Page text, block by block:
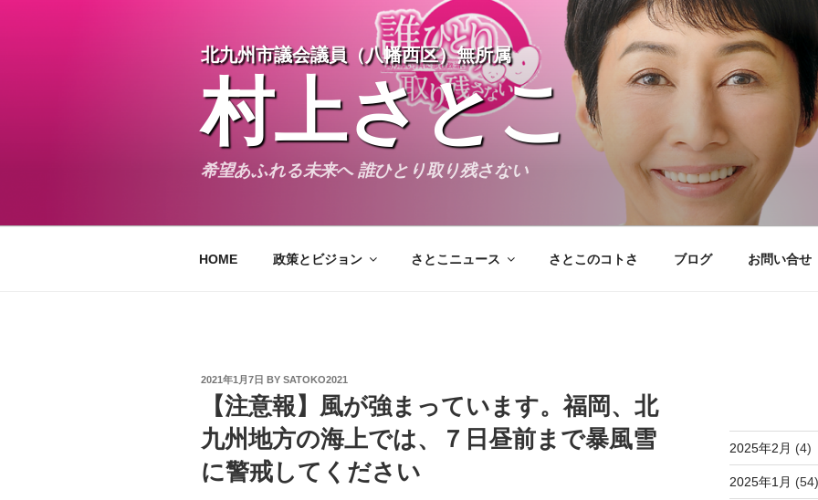
北九州市議会議員（八幡西区）無所属
村上さとこ
希望あふれる未来へ 誰ひとり取り残さない
HOME 政策とビジョン さとこニュース さとこのコトさ ブログ お問い合せ
POSTED
2021年1月7日 BY SATOKO2021
【注意報】風が強まっています。福岡、北
九州地方の海上では、７日昼前まで暴風雪
に警戒してください
2025年2月 (4)
2025年1月 (54)